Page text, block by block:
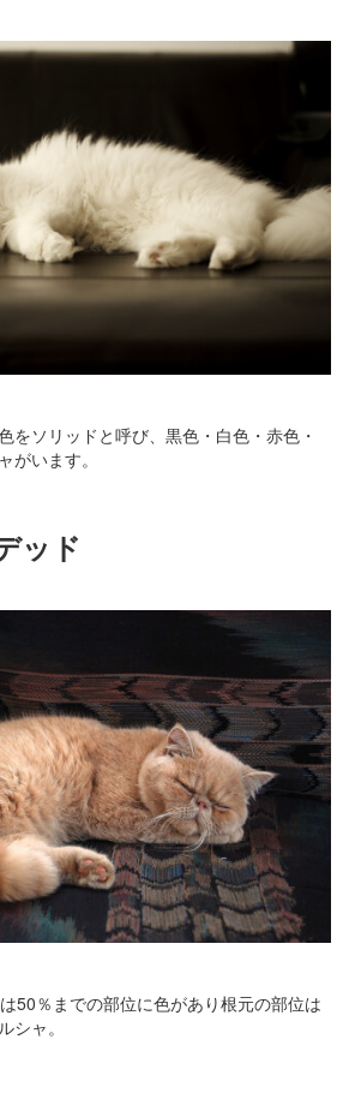
をソリッドと呼び、黒色・白色・赤色・
がいます。
ッド
50％までの部位に色があり根元の部位は
シャ。